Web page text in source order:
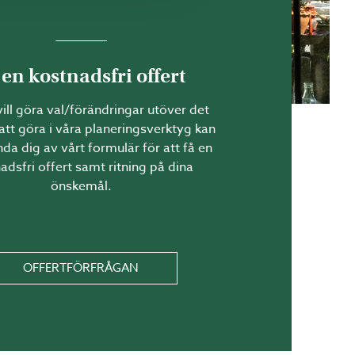
en högsta nockhöjd på 4
för funktioner.
inget bygglov,
en kostnadsfri offert
göra val/förändringar utöver det
göra i våra planeringsverktyg kan
dig av vårt formulär för att få en
offert samt ritning på dina
önskemål.
OFFERTFÖRFRÅGAN